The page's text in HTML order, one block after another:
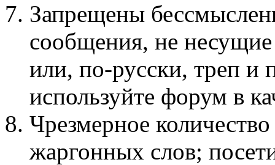
Запрещены
сообщения, не
или, по-русски, треп
используйте форум в
Чpезмеpное
жаргонных слов;